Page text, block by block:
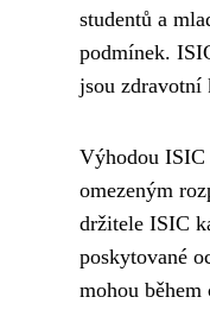
studentů a
podmínek.
jsou zdravotní
Výhodou ISIC
omezeným
držitele ISIC
poskytované
mohou během